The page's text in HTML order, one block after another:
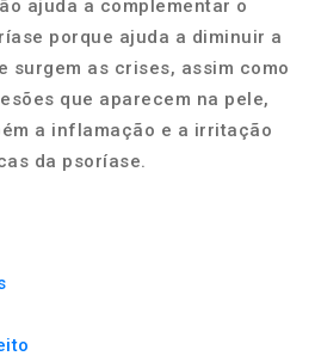
ajuda a complementar o
porque ajuda a diminuir a
surgem as crises, assim como
que aparecem na pele,
a inflamação e a irritação
da psoríase.